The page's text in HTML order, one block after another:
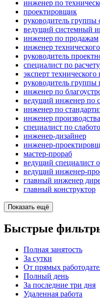
инженер по
проектировщик
руководитель группы
ведущий системный
инженер по продажам
инженер
руководитель
специалист по
эксперт технического
руководитель группы
инженер по
ведущий инженер по
инженер по
инженер производства
специалист по
инженер-дизайнер
инженер-
мастер-прораб
ведущий специалист
ведущий инженер-
главный инженер
главный конструктор
Показать ещё
Быстрые
Полная занятость
За сутки
От прямых
Полный день
За последние три дня
Удаленная работа